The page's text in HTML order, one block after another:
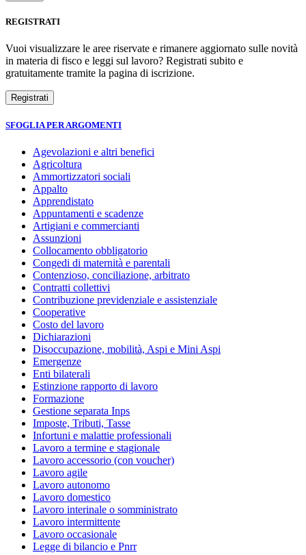
REGISTRATI
Vuoi visualizzare le aree riservate e rimanere aggiornato sulle novità
in materia di fisco e leggi sul lavoro? Registrati subito e
gratuitamente tramite la pagina di iscrizione.
SFOGLIA PER ARGOMENTI
Agevolazioni e altri benefici
Agricoltura
Ammortizzatori sociali
Appalto
Apprendistato
Appuntamenti e scadenze
Artigiani e commercianti
Assunzioni
Collocamento obbligatorio
Congedi di maternità e parentali
Contenzioso, conciliazione, arbitrato
Contratti collettivi
Contribuzione previdenziale e assistenziale
Cooperative
Costo del lavoro
Dichiarazioni
Disoccupazione, mobilità, Aspi e Mini Aspi
Emergenze
Enti bilaterali
Estinzione rapporto di lavoro
Formazione
Gestione separata Inps
Imposte, Tributi, Tasse
Infortuni e malattie professionali
Lavoro a termine e stagionale
Lavoro accessorio (con voucher)
Lavoro agile
Lavoro autonomo
Lavoro domestico
Lavoro interinale o somministrato
Lavoro intermittente
Lavoro occasionale
Legge di bilancio e Pnrr